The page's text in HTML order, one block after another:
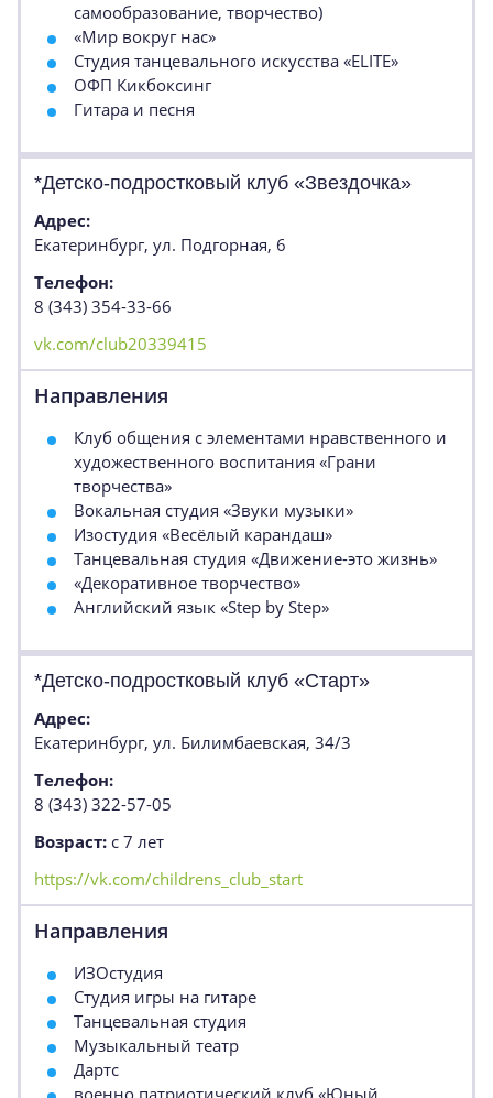
самообразование, творчество)
«Мир вокруг нас»
Студия танцевального искусства «ELITE»
ОФП Кикбоксинг
Гитара и песня
*Детско-подростковый клуб «Звездочка»
Адрес:
Екатеринбург, ул. Подгорная, 6
Телефон:
8 (343) 354-33-66
vk.com/club20339415
Направления
Клуб общения с элементами нравственного и
художественного воспитания «Грани
творчества»
Вокальная студия «Звуки музыки»
Изостудия «Весёлый карандаш»
Танцевальная студия «Движение-это жизнь»
«Декоративное творчество»
Английский язык «Step by Step»
*Детско-подростковый клуб «Старт»
Адрес:
Екатеринбург, ул. Билимбаевская, 34/3
Телефон:
8 (343) 322-57-05
Возраст: с 7 лет
https://vk.com/childrens_club_start
Направления
ИЗОстудия
Студия игры на гитаре
Танцевальная студия
Музыкальный театр
Дартс
военно патриотический клуб «Юный